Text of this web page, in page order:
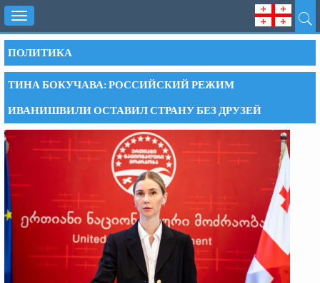
Toggle
navigation
ПОЛИТИКА
ТИНА БОКУЧАВА: РОССИЙСКИЙ РЕЖИМ
ИВАНИШВИЛИ ОСТАВИЛ СТРАНУ БЕЗ ДРУЗЕЙ